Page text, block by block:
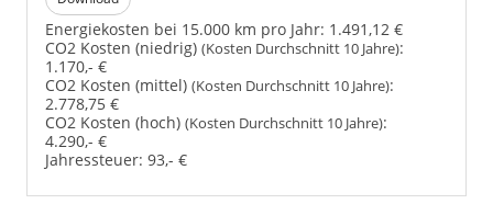
Energiekosten bei 15.000 km pro Jahr: 1.491,12 €
CO2 Kosten (niedrig) (Kosten Durchschnitt 10 Jahre):
1.170,- €
CO2 Kosten (mittel) (Kosten Durchschnitt 10 Jahre):
2.778,75 €
CO2 Kosten (hoch) (Kosten Durchschnitt 10 Jahre):
4.290,- €
Jahressteuer: 93,- €